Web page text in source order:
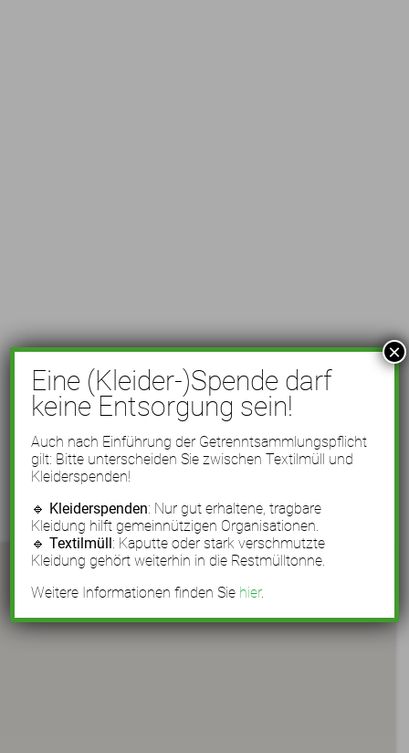
Eine (Kleider-)Spende darf
keine Entsorgung sein!
Auch nach Einführung der Getrenntsammlungspflicht
gilt: Bitte unterscheiden Sie zwischen Textilmüll und
Kleiderspenden!
🔹 Kleiderspenden: Nur gut erhaltene, tragbare
Kleidung hilft gemeinnützigen Organisationen.
🔹Textilmüll: Kaputte oder stark verschmutzte
Kleidung gehört weiterhin in die Restmülltonne.
Weitere Informationen finden Sie hier.
×